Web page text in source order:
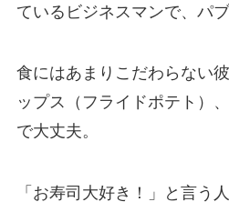
ているビジネスマンで、パ
食にはあまりこだわらない
ップス（フライドポテト）
で大丈夫。
「お寿司大好き！」と言う